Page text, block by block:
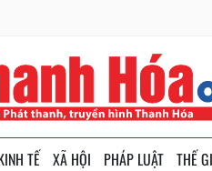
TẾ XÃ HỘI PHÁP LUẬT THẾ